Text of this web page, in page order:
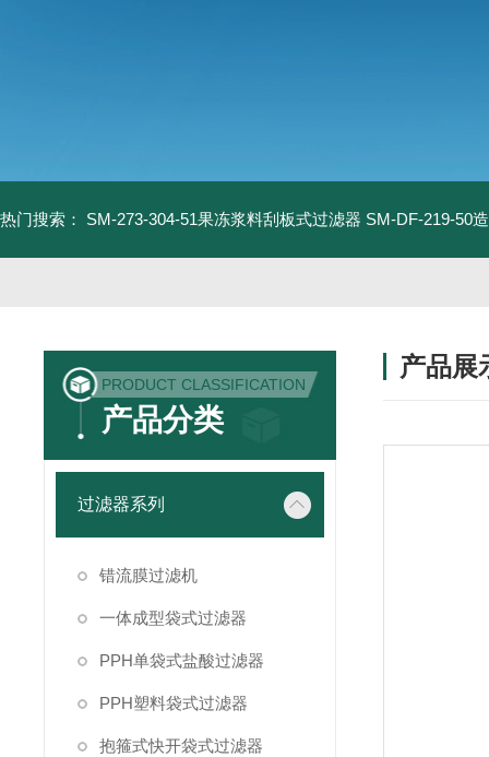
热门搜索： SM-273-304-51果冻浆料刮板式过滤器 SM-DF-219-50
PRODUCT CLASSIFICATION
产品分类
过滤器系列
错流膜过滤机
一体成型袋式过滤器
PPH单袋式盐酸过滤器
PPH塑料袋式过滤器
抱箍式快开袋式过滤器
产品展